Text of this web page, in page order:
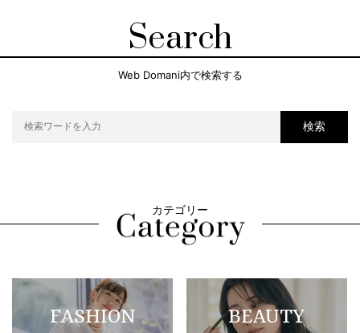
Search
Web Domani内で検索する
検索
カテゴリー
FASHION BEAUTY